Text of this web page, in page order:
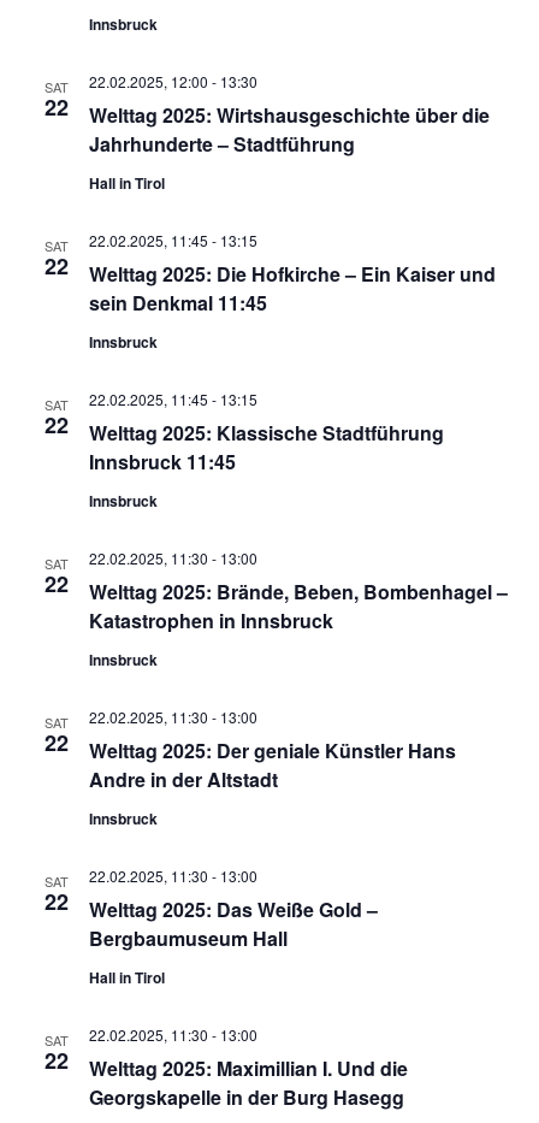
Innsbruck
SAT
22
Welttag 2025: Wirtshausgeschichte über die
Jahrhunderte – Stadtführung
22.02.2025, 12:00 - 13:30
Hall in Tirol
SAT
22
Welttag 2025: Die Hofkirche – Ein Kaiser und
sein Denkmal 11:45
22.02.2025, 11:45 - 13:15
Innsbruck
SAT
22
Welttag 2025: Klassische Stadtführung
Innsbruck 11:45
22.02.2025, 11:45 - 13:15
Innsbruck
SAT
22
Welttag 2025: Brände, Beben, Bombenhagel –
Katastrophen in Innsbruck
22.02.2025, 11:30 - 13:00
Innsbruck
SAT
22
Welttag 2025: Der geniale Künstler Hans
Andre in der Altstadt
22.02.2025, 11:30 - 13:00
Innsbruck
SAT
22
Welttag 2025: Das Weiße Gold –
Bergbaumuseum Hall
22.02.2025, 11:30 - 13:00
Hall in Tirol
SAT
22
Welttag 2025: Maximillian I. Und die
Georgskapelle in der Burg Hasegg
22.02.2025, 11:30 - 13:00